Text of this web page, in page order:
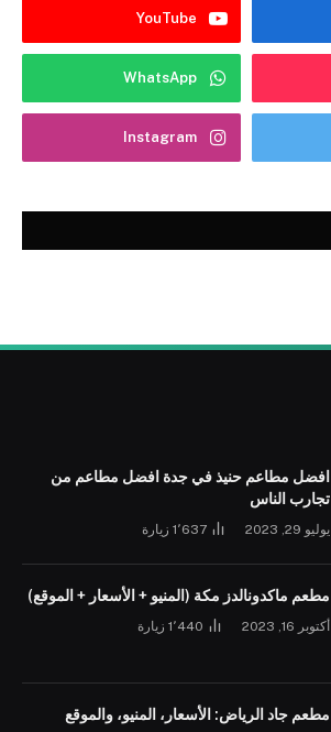
YouTube
WhatsApp
Instagram
افضل مطاعم حنيذ في جدة افضل مطاعم من
تجارب الناس
يوليو 29, 2023 1٬637 زيارة
مطعم ماكدونالدز مكة (المنيو + الأسعار + الموقع)
أكتوبر 16, 2023 1٬440 زيارة
مطعم جاد الرياض: الأسعار، المنيو، والموقع